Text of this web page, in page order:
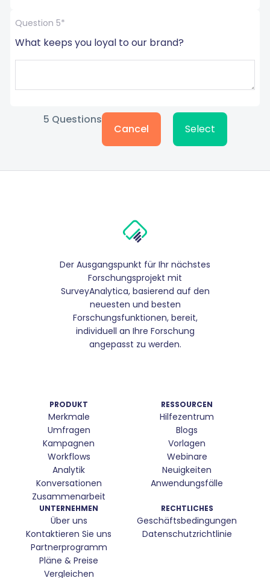
Question 5*
What keeps you loyal to our brand?
5 Questions
Cancel Select
Der Ausgangspunkt für Ihr nächstes
Forschungsprojekt mit
SurveyAnalytica, basierend auf den
neuesten und besten
Forschungsfunktionen, bereit,
individuell an Ihre Forschung
angepasst zu werden.
PRODUKT
Merkmale
Umfragen
Kampagnen
Workflows
Analytik
Konversationen
Zusammenarbeit
RESSOURCEN
Hilfezentrum
Blogs
Vorlagen
Webinare
Neuigkeiten
Anwendungsfälle
UNTERNEHMEN
Über uns
Kontaktieren Sie uns
Partnerprogramm
Pläne & Preise
Vergleichen
RECHTLICHES
Geschäftsbedingungen
Datenschutzrichtlinie